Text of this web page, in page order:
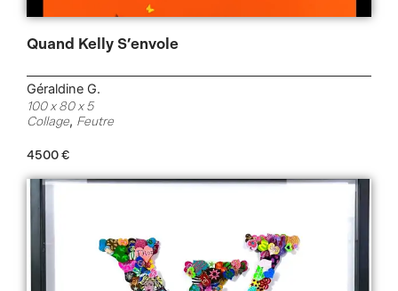
Quand Kelly S’envole
Géraldine G.
100 x 80 x 5
Collage, Feutre
4500€